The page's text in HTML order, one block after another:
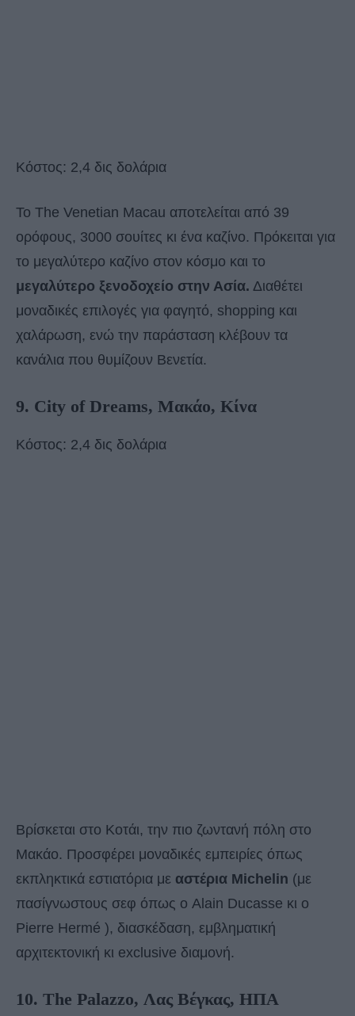
Κόστος: 2,4 δις δολάρια
Το The Venetian Macau αποτελείται από 39
ορόφους, 3000 σουίτες κι ένα καζίνο. Πρόκειται για
το μεγαλύτερο καζίνο στον κόσμο και το
μεγαλύτερο ξενοδοχείο στην Ασία. Διαθέτει
μοναδικές επιλογές για φαγητό, shopping και
χαλάρωση, ενώ την παράσταση κλέβουν τα
κανάλια που θυμίζουν Βενετία.
9. City of Dreams, Μακάο, Κίνα
Κόστος: 2,4 δις δολάρια
Βρίσκεται στο Κοτάι, την πιο ζωντανή πόλη στο
Μακάο. Προσφέρει μοναδικές εμπειρίες όπως
εκπληκτικά εστιατόρια με αστέρια Michelin (με
πασίγνωστους σεφ όπως ο Alain Ducasse κι ο
Pierre Hermé ), διασκέδαση, εμβληματική
αρχιτεκτονική κι exclusive διαμονή.
10. The Palazzo, Λας Βέγκας, ΗΠΑ